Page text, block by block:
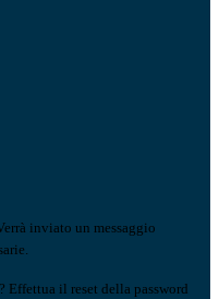
inviato un messaggio
Effettua il reset della password